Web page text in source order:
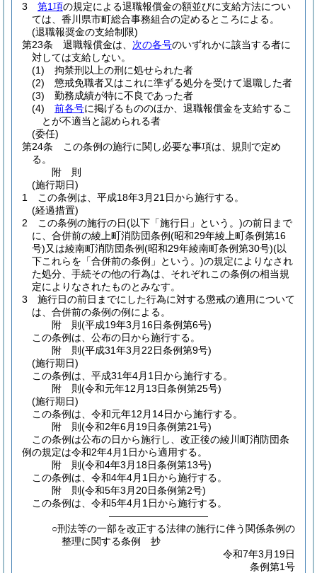
3
第1項の規定による退職報償金の額並びに支給方法につい
ては、香川県市町総合事務組合の定めるところによる。
(退職報奨金の支給制限)
第23条
退職報償金は、 次の各号のいずれかに該当する者に
対しては支給しない。
(1)
拘禁刑以上の刑に処せられた者
(2)
懲戒免職者又はこれに準ずる処分を受けて退職した者
(3)
勤務成績が特に不良であった者
(4)
前各号に掲げるもののほか、退職報償金を支給するこ
とが不適当と認められる者
(委任)
第24条
この条例の施行に関し必要な事項は、規則で定め
る。
附 則
(施行期日)
1
この条例は、平成18年3月21日から施行する。
(経過措置)
2
この条例の施行の日(以下「施行日」という。)の前日まで
に、合併前の綾上町消防団条例(昭和29年綾上町条例第16
号)又は綾南町消防団条例(昭和29年綾南町条例第30号)(以
下これらを「合併前の条例」という。)の規定によりなされ
た処分、手続その他の行為は、それぞれこの条例の相当規
定によりなされたものとみなす。
3
施行日の前日までにした行為に対する懲戒の適用について
は、合併前の条例の例による。
附 則(平成19年3月16日条例第6号)
この条例は、公布の日から施行する。
附 則(平成31年3月22日条例第9号)
(施行期日)
この条例は、平成31年4月1日から施行する。
附 則(令和元年12月13日条例第25号)
(施行期日)
この条例は、令和元年12月14日から施行する。
附 則(令和2年6月19日条例第21号)
この条例は公布の日から施行し、改正後の綾川町消防団条
例の規定は令和2年4月1日から適用する。
附 則(令和4年3月18日条例第13号)
この条例は、令和4年4月1日から施行する。
附 則(令和5年3月20日条例第2号)
この条例は、令和5年4月1日から施行する。
――――――――――
○刑法等の一部を改正する法律の施行に伴う関係条例の
整理に関する条例 抄
令和7年3月19日
条例第1号